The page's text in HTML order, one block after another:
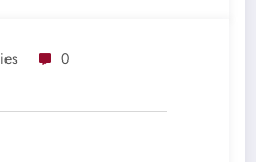
0